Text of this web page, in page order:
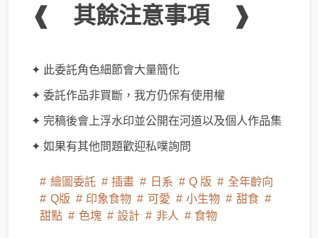
❰ 其餘注意事項 ❱
✦ 此委託角色細節會大量簡化
✦ 委託作品非買斷，我方仍保有使用權
✦ 完稿後會上浮水印並公開在河道以及個人作品集
✦ 如果有其他問題歡迎私噗詢問
繪圖委託 插畫 日系 Q 版
全年齡向
Q版
印象食物 可愛 小生物
甜食
甜點
色塊 設計 非人 食物